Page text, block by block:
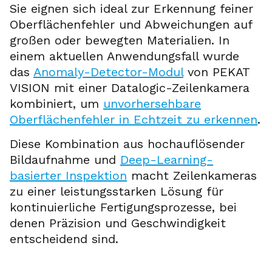
Sie eignen sich ideal zur Erkennung feiner
Oberflächenfehler und Abweichungen auf
großen oder bewegten Materialien. In
einem aktuellen Anwendungsfall wurde
das Anomaly-Detector-Modulvon PEKAT
VISION mit einer Datalogic-Zeilenkamera
kombiniert, um unvorhersehbare
Oberflächenfehler in Echtzeit zu erkennen.
Diese Kombination aus hochauflösender
Bildaufnahme und Deep-Learning-
basierter Inspektion macht Zeilenkameras
zu einer leistungsstarken Lösung für
kontinuierliche Fertigungsprozesse, bei
denen Präzision und Geschwindigkeit
entscheidend sind.